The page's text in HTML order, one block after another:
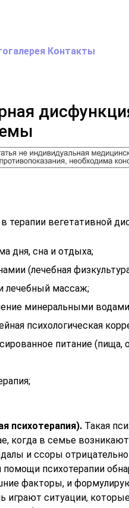
Контакты
терапии вегетативной
дня, сна и отдыха;
(лечебная
лечебный массаж;
минеральными
психологическая
питание
психотерапия). Такая
когда в семье
и ссоры
помощи психотерапии
факторы, и
играют ситуации,